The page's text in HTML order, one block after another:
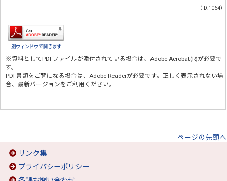
（ID:1064）
別ウィンドウで開きます
※資料としてPDFファイルが添付されている場合は、 Adobe Acrobat(R)が必要で
す。
PDF書類をご覧になる場合は、 Adobe Readerが必要です。正しく表示されない場
合、最新バージョンをご利用ください。
ページの先頭へ
リンク集
プライバシーポリシー